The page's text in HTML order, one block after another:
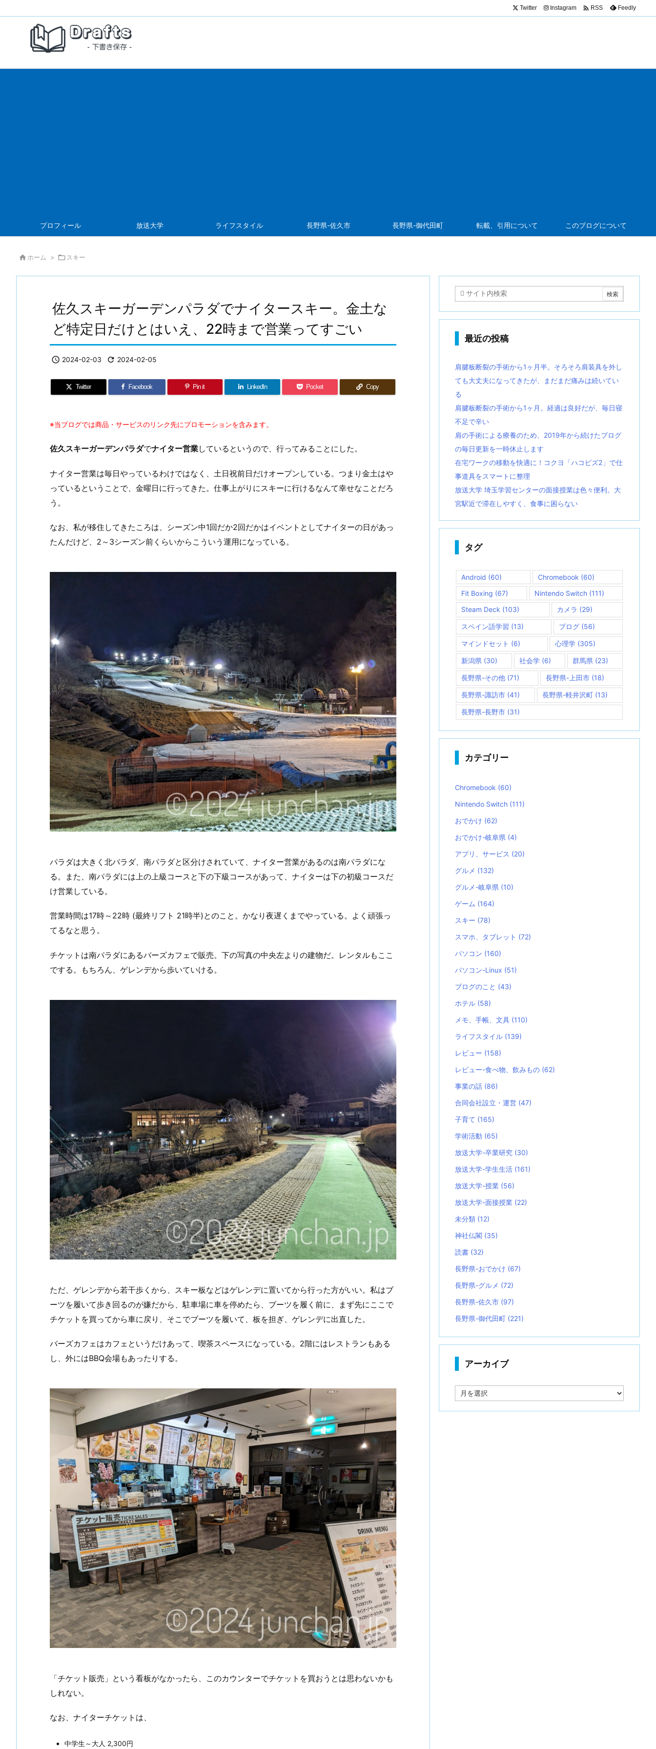
プロフィール 放送大学 ライフスタイル 長野県-佐久市 長野県-御代田町 転載、引用について このブログについて
Twitter Instagram  RSS Feedly
 ホーム >  スキー
佐久スキーガーデンパラダでナイタースキー。金土な
ど特定日だけとはいえ、22時まで営業ってすごい
 2024-02-03  2024-02-05
Twitter Facebook Pin it LinkedIn Pocket Copy
※当ブログでは商品・サービスのリンク先にプロモーションを含みます。
佐久スキーガーデンパラダでナイター営業しているというので、行ってみることにした。
ナイター営業は毎日やっているわけではなく、土日祝前日だけオープンしている。つまり金土はや
っているということで、金曜日に行ってきた。仕事上がりにスキーに行けるなんて幸せなことだろ
う。
なお、私が移住してきたころは、シーズン中1回だか2回だかはイベントとしてナイターの日があっ
たんだけど、2～3シーズン前くらいからこういう運用になっている。
パラダは大きく北パラダ、南パラダと区分けされていて、ナイター営業があるのは南パラダにな
る。また、南パラダには上の上級コースと下の下級コースがあって、ナイターは下の初級コースだ
け営業している。
営業時間は17時～22時 (最終リフト 21時半)とのこと。かなり夜遅くまでやっている。よく頑張っ
てるなと思う。
チケットは南パラダにあるバーズカフェで販売。下の写真の中央左よりの建物だ。レンタルもここ
でする。もちろん、ゲレンデから歩いていける。
ただ、ゲレンデから若干歩くから、スキー板などはゲレンデに置いてから行った方がいい。私はブ
ーツを履いて歩き回るのが嫌だから、駐車場に車を停めたら、ブーツを履く前に、まず先にここで
チケットを買ってから車に戻り、そこでブーツを履いて、板を担ぎ、ゲレンデに出直した。
バーズカフェはカフェというだけあって、喫茶スペースになっている。2階にはレストランもある
し、外にはBBQ会場もあったりする。
「チケット販売」という看板がなかったら、このカウンターでチケットを買おうとは思わないかも
しれない。
なお、ナイターチケットは、
中学生～大人 2,300円
最近の投稿
肩腱板断裂の手術から1ヶ月半。そろそろ肩装具を外し
ても大丈夫になってきたが、まだまだ痛みは続いてい
る
肩腱板断裂の手術から1ヶ月。経過は良好だが、毎日寝
不足で辛い
肩の手術による療養のため、2019年から続けたブログ
の毎日更新を一時休止します
在宅ワークの移動を快適に！コクヨ「ハコビズ2」で仕
事道具をスマートに整理
放送大学 埼玉学習センターの面接授業は色々便利。大
宮駅近で滞在しやすく、食事に困らない
タグ
Android (60) Chromebook (60)
Fit Boxing (67) Nintendo Switch(111)
Steam Deck (103) カメラ (29)
スペイン語学習 (13) ブログ (56)
マインドセット (6) 心理学 (305)
新潟県 (30) 社会学(6) 群馬県 (23)
長野県-その他 (71) 長野県-上田市(18)
長野県-諏訪市 (41) 長野県-軽井沢町 (13)
長野県-長野市 (31)
カテゴリー
Chromebook (60)
Nintendo Switch (111)
おでかけ (62)
おでかけ-岐阜県 (4)
アプリ、サービス (20)
グルメ (132)
グルメ-岐阜県 (10)
ゲーム (164)
スキー (78)
スマホ、タブレット (72)
パソコン (160)
パソコン-Linux (51)
ブログのこと (43)
ホテル (58)
メモ、手帳、文具 (110)
ライフスタイル (139)
レビュー (158)
レビュー-食べ物、飲みもの (62)
事業の話 (86)
合同会社設立・運営 (47)
子育て (165)
学術活動 (65)
放送大学-卒業研究 (30)
放送大学-学生生活 (161)
放送大学-授業 (56)
放送大学-面接授業 (22)
未分類 (12)
神社仏閣 (35)
読書 (32)
長野県-おでかけ (67)
長野県-グルメ (72)
長野県-佐久市 (97)
長野県-御代田町 (221)
アーカイブ
ー